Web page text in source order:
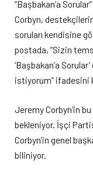
“Başbakan’a
Corbyn,
soruları kendisine
postada, “Sizin
‘Başbakan’a
istiyorum” ifadesini
Jeremy Corbyn’in
bekleniyor. İşçi
Corbyn’in genel
biliniyor.